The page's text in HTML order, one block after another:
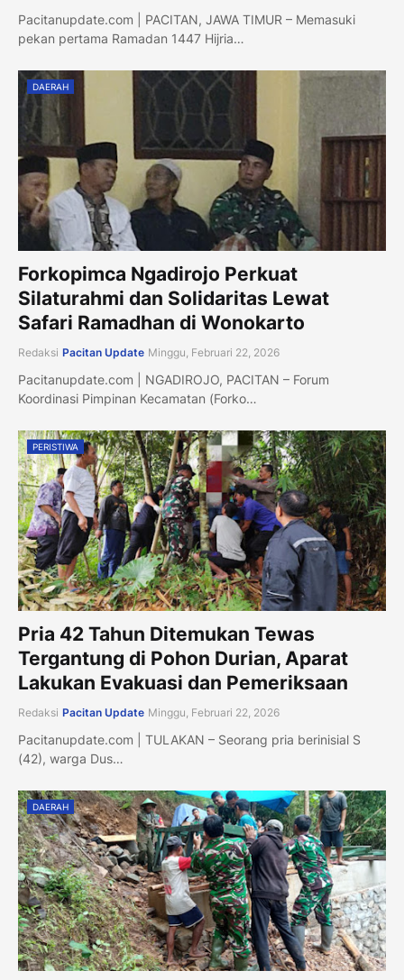
Pacitanupdate.com | PACITAN, JAWA TIMUR – Memasuki
pekan pertama Ramadan 1447 Hijria…
DAERAH
Forkopimca Ngadirojo Perkuat
Silaturahmi dan Solidaritas Lewat
Safari Ramadhan di Wonokarto
Redaksi Pacitan Update Minggu, Februari 22, 2026
Pacitanupdate.com | NGADIROJO, PACITAN – Forum
Koordinasi Pimpinan Kecamatan (Forko…
PERISTIWA
Pria 42 Tahun Ditemukan Tewas
Tergantung di Pohon Durian, Aparat
Lakukan Evakuasi dan Pemeriksaan
Redaksi Pacitan Update Minggu, Februari 22, 2026
Pacitanupdate.com | TULAKAN – Seorang pria berinisial S
(42), warga Dus…
DAERAH